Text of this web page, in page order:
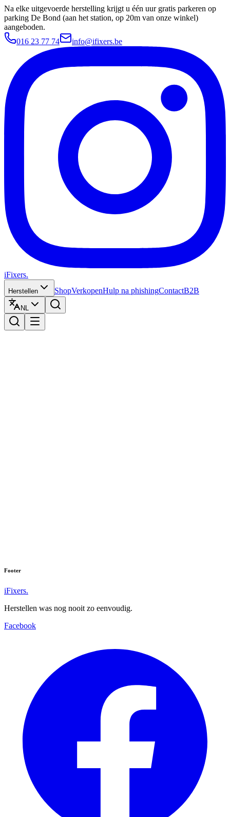
Na elke uitgevoerde herstelling krijgt u één uur gratis parkeren op
parking De Bond (aan het station, op 20m van onze winkel)
aangeboden.
016 23 77 74
info@ifixers.be
iFixers.
Herstellen ShopVerkopenHulp na phishingContactB2B
NL
Footer
iFixers.
Herstellen was nog nooit zo eenvoudig.
Facebook